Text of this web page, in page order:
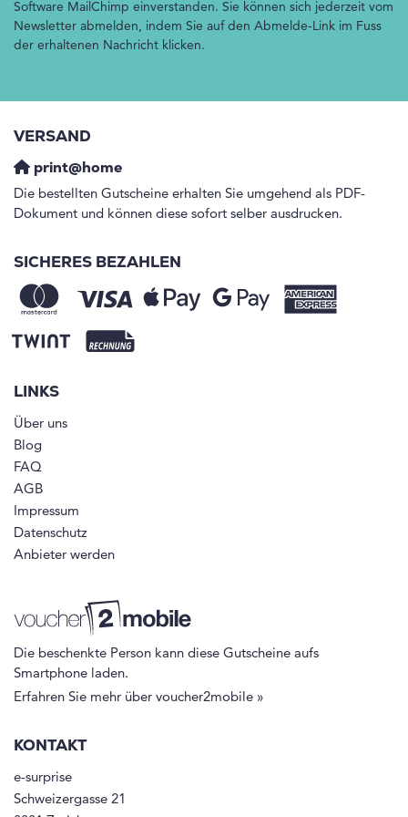
Software MailChimp einverstanden. Sie können sich jederzeit vom
Newsletter abmelden, indem Sie auf den Abmelde-Link im Fuss
der erhaltenen Nachricht klicken.
VERSAND
print@home
Die bestellten Gutscheine erhalten Sie umgehend als PDF-
Dokument und können diese sofort selber ausdrucken.
SICHERES BEZAHLEN
LINKS
Über uns
Blog
FAQ
AGB
Impressum
Datenschutz
Anbieter werden
Die beschenkte Person kann diese Gutscheine aufs
Smartphone laden.
Erfahren Sie mehr über voucher2mobile »
KONTAKT
e-surprise
Schweizergasse 21